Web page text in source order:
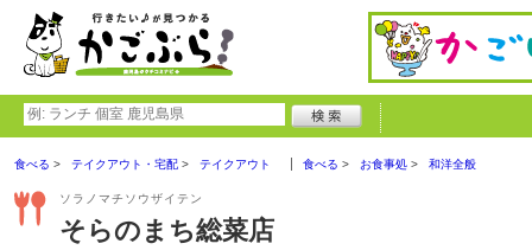
食べる テイクアウト・宅配 テイクアウト 食べる お食事処 和洋全般
ソラノマチソウザイテン
そらのまち総菜店